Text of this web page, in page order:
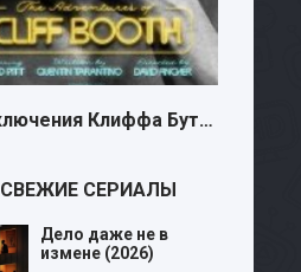
Приключения Клиффа Бута (2026)
СВЕЖИЕ СЕРИАЛЫ
Дело даже не в
измене (2026)